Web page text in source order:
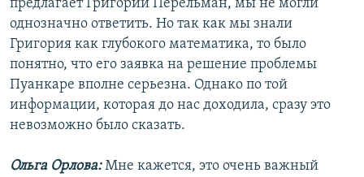
предлагает Григорий Перельман, мы не могли
однозначно ответить. Но так как мы знали
Григория как глубокого математика, то было
понятно, что его заявка на решение проблемы
Пуанкаре вполне серьезна. Однако по той
информации, которая до нас доходила, сразу это
невозможно было сказать.
Ольга Орлова:Мне кажется, это очень важный